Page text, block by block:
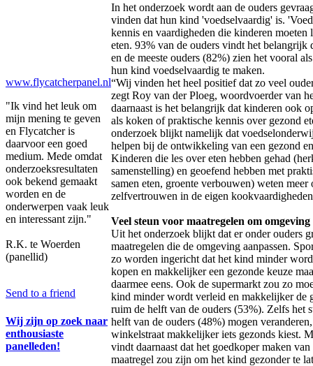
www.flycatcherpanel.nl
"Ik vind het leuk om
mijn mening te geven
en Flycatcher is
daarvoor een goed
medium. Mede omdat
onderzoeksresultaten
ook bekend gemaakt
worden en de
onderwerpen vaak leuk
en interessant zijn."
R.K. te Woerden
(panellid)
Send to a friend
Wij zijn op zoek naar
enthousiaste
panelleden!
In het onderzoek wordt aan de ouders
vinden dat hun kind 'voedselvaardig' is.
kennis en vaardigheden die kinderen moeten
eten. 93% van de ouders vindt het belangrijk
en de meeste ouders (82%) zien het vooral
hun kind voedselvaardig te maken.
“Wij vinden het heel positief dat zo veel
zegt Roy van der Ploeg, woordvoerder van
daarnaast is het belangrijk dat kinderen ook
als koken of praktische kennis over gezond
onderzoek blijkt namelijk dat
helpen bij de ontwikkeling van een gezond
Kinderen die les over eten hebben gehad
samenstelling) en geoefend hebben met
samen eten, groente verbouwen) weten meer
zelfvertrouwen in de eigen
Veel steun voor maatregelen om
Uit het onderzoek blijkt dat er onder ouders
maatregelen die de omgeving aanpassen.
zo worden ingericht dat het kind minder
kopen en makkelijker een gezonde keuze
daarmee eens. Ook de supermarkt zou zo
kind minder wordt verleid en makkelijker de
ruim de helft van de ouders (53%). Zelfs het
helft van de ouders (48%) mogen
winkelstraat makkelijker iets gezonds kiest.
vindt daarnaast dat het goedkoper maken
maatregel zou zijn om het kind gezonder te